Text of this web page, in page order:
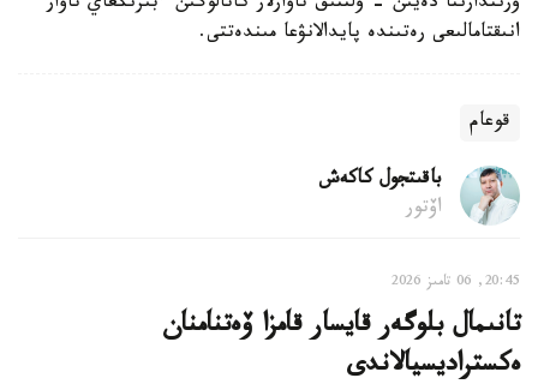
انىقتامالىعى رەتىندە پايدالانۋعا مىندەتتى.
قوعام
باقىتجول كاكەش
اۆتور
20:45, 06 تامىز 2026
تانىمال بلوگەر قايسار قامزا ۆەتنامنان
ەكستراديسيالاندى